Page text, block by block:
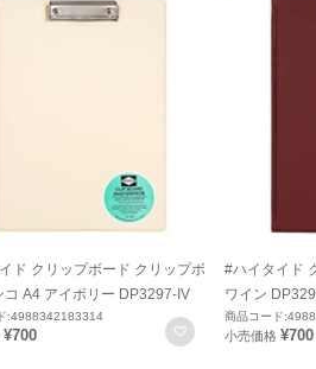
ド クリップボード クリップボ
コ A4 アイボリー DP3297-IV
:4988342183314
¥700 お気に入りに登録
#ハイタイド
ワイン
商品コード
小売価格 ¥700